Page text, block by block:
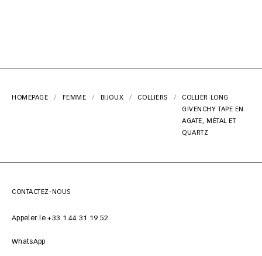
HOMEPAGE FEMME BIJOUX COLLIERS
COLLIER LONG
GIVENCHY TAPE EN
AGATE, MÉTAL ET
QUARTZ
CONTACTEZ-NOUS
Appeler le +33 1 44 31 19 52
WhatsApp